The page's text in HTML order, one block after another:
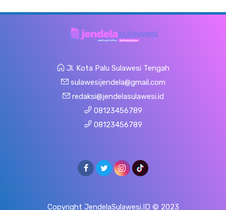
Jl. Kota Palu Sulawesi Tengah
sulawesijendela@gmail.com
redaksi@jendelasulawesi.id
08123456789
08123456789
Copyright JendelaSulawesi.ID © 2023